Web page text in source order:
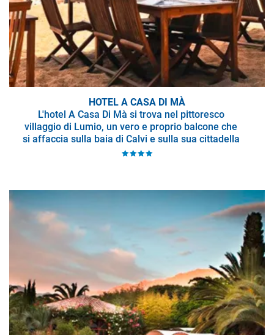
HOTEL A CASA DI MÀ
L'hotel A Casa Di Mà si trova nel pittoresco
villaggio di Lumio, un vero e proprio balcone che
si affaccia sulla baia di Calvi e sulla sua cittadella